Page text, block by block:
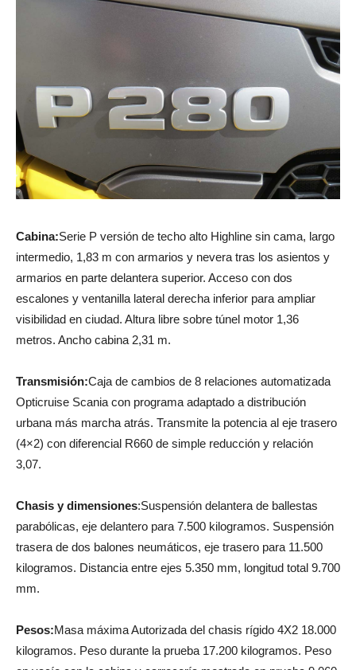
Cabina:Serie P versión de techo alto Highline sin cama, largo
intermedio, 1,83 m con armarios y nevera tras los asientos y
armarios en parte delantera superior. Acceso con dos
escalones y ventanilla lateral derecha inferior para ampliar
visibilidad en ciudad. Altura libre sobre túnel motor 1,36
metros. Ancho cabina 2,31 m.
Transmisión:Caja de cambios de 8 relaciones automatizada
Opticruise Scania con programa adaptado a distribución
urbana más marcha atrás. Transmite la potencia al eje trasero
(4×2) con diferencial R660 de simple reducción y relación
3,07.
Chasis y dimensiones:Suspensión delantera de ballestas
parabólicas, eje delantero para 7.500 kilogramos. Suspensión
trasera de dos balones neumáticos, eje trasero para 11.500
kilogramos. Distancia entre ejes 5.350 mm, longitud total 9.700
mm.
Pesos:Masa máxima Autorizada del chasis rígido 4X2 18.000
kilogramos. Peso durante la prueba 17.200 kilogramos. Peso